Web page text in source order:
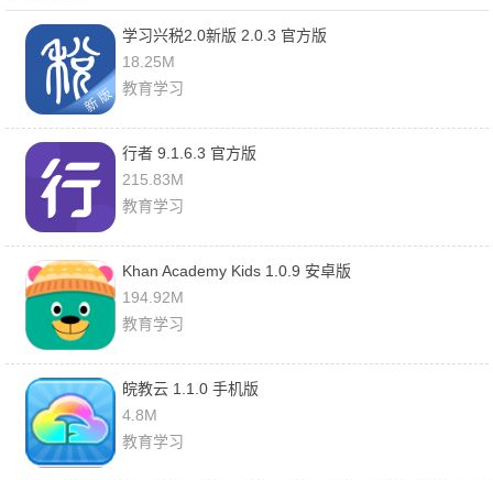
学习兴税2.0新版 2.0.3 官方版
18.25M
教育学习
行者 9.1.6.3 官方版
215.83M
教育学习
Khan Academy Kids 1.0.9 安卓版
194.92M
教育学习
皖教云 1.1.0 手机版
4.8M
教育学习